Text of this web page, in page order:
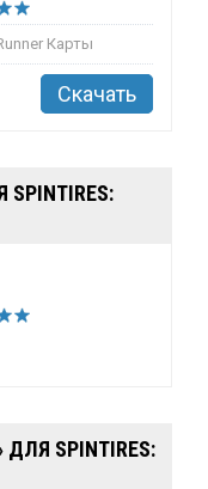
Карты
Скачать
ДЛЯ SPINTIRES: